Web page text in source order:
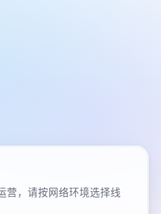
营，请按网络环境选择线